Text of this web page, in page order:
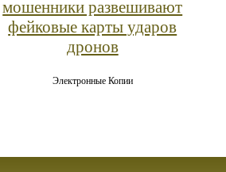
мошенники развешивают
фейковые карты ударов
дронов
Электронные Копии